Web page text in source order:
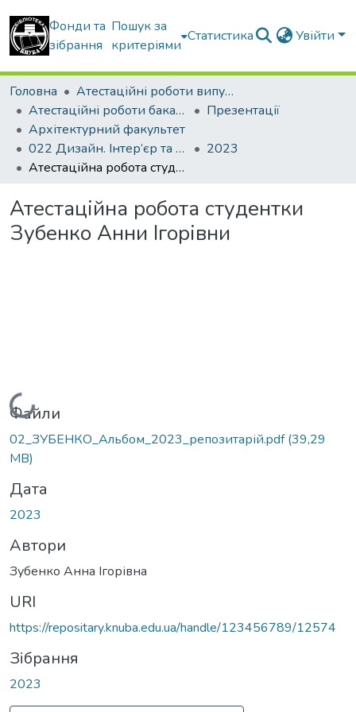
Фонди та
зібрання
Пошук за
критеріями
Статистика Увійти
Головна
Атестаційні роботи випускників
Атестаційні роботи бакалаврів
Презентації
Архітектурний факультет
022 Дизайн. Інтер’єр та обладнання
2023
Атестаційна робота студентки Зубенко Анни Ігорівни
Атестаційна робота студентки
Зубенко Анни Ігорівни
Вантажиться...
Файли
02_ЗУБЕНКО_Альбом_2023_репозитарій.pdf(39,29
MB)
Дата
2023
Автори
Зубенко Анна Ігорівна
URI
https://repositary.knuba.edu.ua/handle/123456789/12574
Зібрання
2023